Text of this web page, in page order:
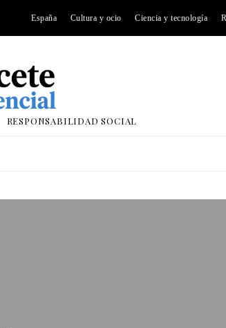
España Cultura y ocio Ciencia y tecnología
RESPONSABILIDAD SOCIAL